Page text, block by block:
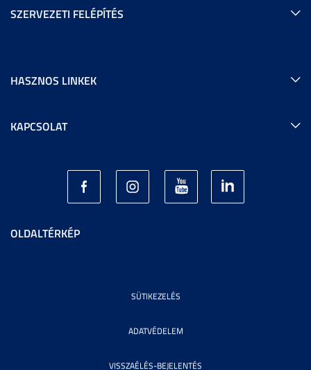
SZERVEZETI FELÉPÍTÉS
HASZNOS LINKEK
KAPCSOLAT
OLDALTÉRKÉP
SÜTIKEZELÉS
ADATVÉDELEM
VISSZAÉLÉS-BEJELENTÉS